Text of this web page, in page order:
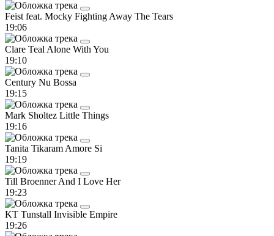
Feist feat. Mocky Fighting Away The Tears
19:06
Clare Teal Alone With You
19:10
Century Nu Bossa
19:15
Mark Sholtez Little Things
19:16
Tanita Tikaram Amore Si
19:19
Till BroennerAnd I Love Her
19:23
KT Tunstall Invisible Empire
19:26